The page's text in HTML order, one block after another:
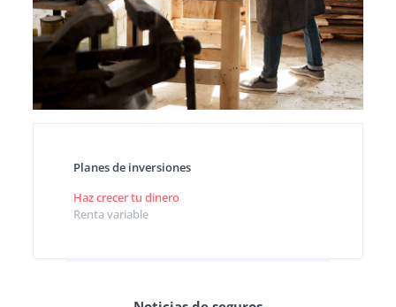
Planes de inversiones
Haz crecer tu dinero
Renta variable